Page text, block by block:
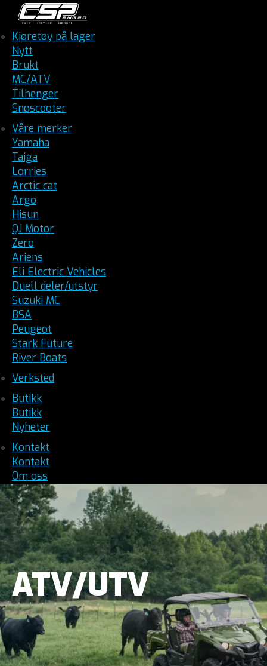
Kjøretøy på lager
Nytt
Brukt
MC/ATV
Tilhenger
Snøscooter
Våre merker
Yamaha
Taiga
Lorries
Arctic cat
Argo
Hisun
QJ Motor
Zero
Ariens
Eli Electric Vehicles
Duell deler/utstyr
Suzuki MC
BSA
Peugeot
Stark Future
River Boats
Verksted
Butikk
Butikk
Nyheter
Kontakt
Kontakt
Om oss
ATV/UTV